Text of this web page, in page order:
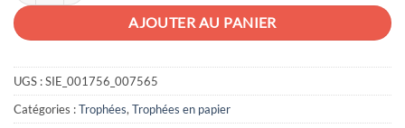
AJOUTER AU PANIER
UGS :SIE_001756_007565
Catégories :Trophées, Trophées en papier